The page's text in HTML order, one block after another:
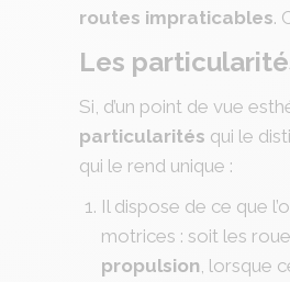
routes impraticables.
Les
Si, d’un point de vue
particularités qui le
qui le rend unique :
Il dispose de ce que
motrices : soit les
propulsion , lorsque